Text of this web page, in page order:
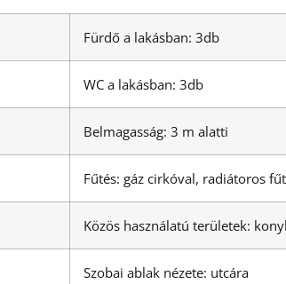
Fürdő a lakásban: 3db
WC a lakásban: 3db
Belmagasság: 3 m alatti
Fűtés: gáz cirkóval, radiátoros
Közös használatú területek:
Szobai ablak nézete: utcára